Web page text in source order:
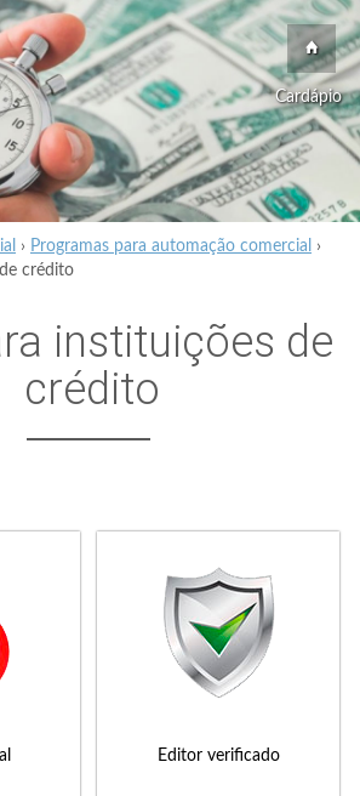
Cardápio
› Programas para automação comercial
›
crédito
instituições de
crédito
Editor verificado